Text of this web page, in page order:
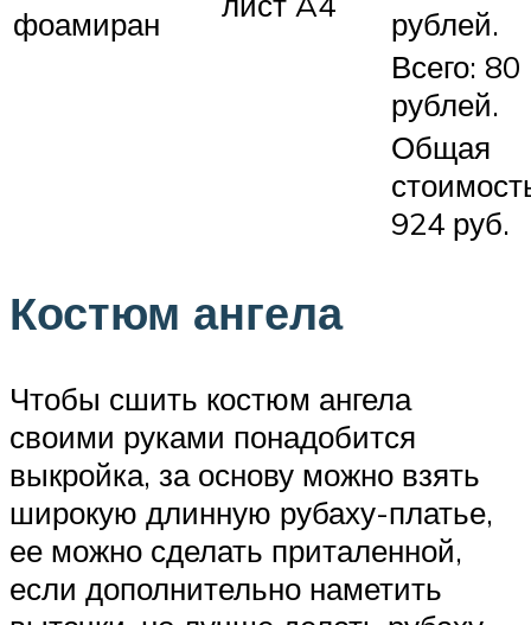
фоамиран
рублей.
Всего: 80
рублей.
Общая
924 руб.
Костюм ангела
Чтобы сшить костюм ангела
своими руками понадобится
выкройка, за основу можно взять
широкую длинную рубаху-платье,
ее можно сделать приталенной,
если дополнительно наметить